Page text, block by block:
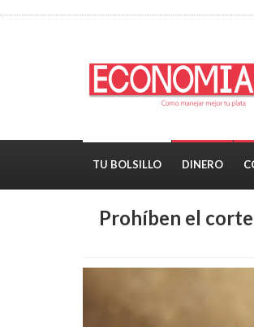
TU BOLSILLO DINERO
Prohíben el